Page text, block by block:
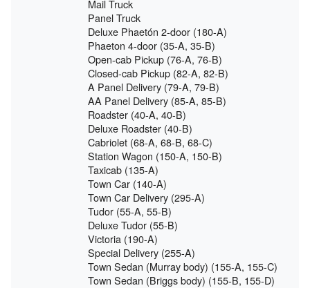
Mail Truck
Panel Truck
Deluxe Phaetón 2-door (180-A)
Phaeton 4-door (35-A, 35-B)
Open-cab Pickup (76-A, 76-B)
Closed-cab Pickup (82-A, 82-B)
A Panel Delivery (79-A, 79-B)
AA Panel Delivery (85-A, 85-B)
Roadster (40-A, 40-B)
Deluxe Roadster (40-B)
Cabriolet (68-A, 68-B, 68-C)
Station Wagon (150-A, 150-B)
Taxicab (135-A)
Town Car (140-A)
Town Car Delivery (295-A)
Tudor (55-A, 55-B)
Deluxe Tudor (55-B)
Victoria (190-A)
Special Delivery (255-A)
Town Sedan (Murray body) (155-A, 155-C)
Town Sedan (Briggs body) (155-B, 155-D)